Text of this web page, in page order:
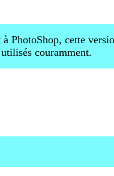
PhotoShop, cette
couramment.